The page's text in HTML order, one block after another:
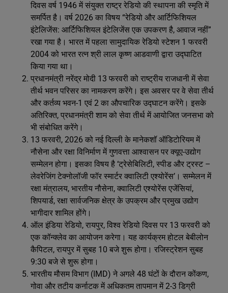
दिवस वर्ष 1946 में संयुक्त राष्ट्र रेडियो की स्थापना की स्मृति में
समर्पित है। वर्ष 2026 का विषय “रेडियो और आर्टिफिशियल
इंटेलिजेंस: आर्टिफिशियल इंटेलिजेंस एक उपकरण है, आवाज नहीं”
रखा गया है। भारत में पहला सामुदायिक रेडियो स्टेशन 1 फरवरी
2004 को भारत रत्न श्री लाल कृष्ण आडवाणी द्वारा उद्घाटित
किया गया था।
प्रधानमंत्री नरेंद्र मोदी 13 फरवरी को राष्ट्रीय राजधानी में सेवा
तीर्थ भवन परिसर का नामकरण करेंगे। इस अवसर पर वे सेवा तीर्थ
और कर्तव्य भवन-1 एवं 2 का औपचारिक उद्घाटन करेंगे। इसके
अतिरिक्त, प्रधानमंत्री शाम को सेवा तीर्थ में आयोजित जनसभा को
भी संबोधित करेंगे।
13 फरवरी, 2026 को नई दिल्ली के मानेकशॉ ऑडिटोरियम में
नौसेना और रक्षा विनिर्माण में गुणवत्ता आश्वासन पर क्यूए-उद्योग
सम्मेलन होगा। इसका विषय है ‘ट्रेसेबिलिटी, स्पीड और ट्रस्ट –
लेवरेजिंग टेक्नोलॉजी फॉर स्मार्टर क्वालिटी एश्योरेंस’। सम्मेलन में
रक्षा मंत्रालय, भारतीय नौसेना, क्वालिटी एश्योरेंस एजेंसियां,
शिपयार्ड, रक्षा सार्वजनिक क्षेत्र के उपक्रम और प्रमुख उद्योग
भागीदार शामिल होंगे।
ऑल इंडिया रेडियो, रायपुर, विश्व रेडियो दिवस पर 13 फरवरी को
एक कॉन्क्लेव का आयोजन करेगा। यह कार्यक्रम होटल बेबीलोन
कैपिटल, रायपुर में सुबह 10 बजे शुरू होगा। रजिस्ट्रेशन सुबह
9:30 बजे से शुरू होगा।
भारतीय मौसम विभाग (IMD) ने अगले 48 घंटों के दौरान कोंकण,
गोवा और तटीय कर्नाटक में अधिकतम तापमान में 2-3 डिग्री